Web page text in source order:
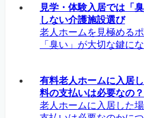
見学・体験入居では「
しない介護施設選び
老人ホームを見極める
「臭い」が大切な鍵に
有料老人ホームに入居
料の支払いは必要なの？
老人ホームに入居した